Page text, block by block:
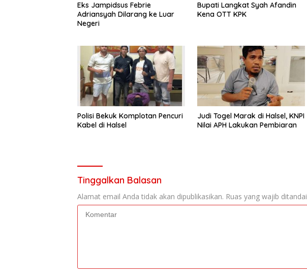
Eks Jampidsus Febrie
Adriansyah Dilarang ke Luar
Negeri
Bupati Langkat Syah Afandin
Kena OTT KPK
Polisi Bekuk Komplotan Pencuri
Kabel di Halsel
Judi Togel Marak di Halsel, KNPI
Nilai APH Lakukan Pembiaran
Tinggalkan Balasan
Alamat email Anda tidak akan dipublikasikan. Ruas yang wajib ditandai